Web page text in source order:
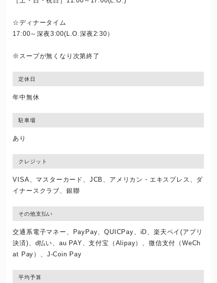
☆ディナータイム
17:00～深夜3:00(L.O.深夜2:30）
※スープが無くなり次第終了
定休日
年中無休
駐車場
あり
クレジット
VISA、マスターカード、JCB、アメリカン・エキスプレス、ダ
イナースクラブ、銀聯
その他支払い
交通系電子マネー、PayPay、QUICPay、iD、楽天ペイ(アプリ
決済)、d払い、au PAY、支付宝（Alipay）、微信支付（WeCh
at Pay）、J‐Coin Pay
平均予算